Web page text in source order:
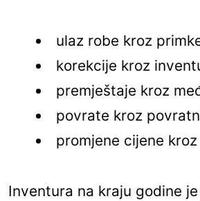
ulaz robe kroz
korekcije kroz
premještaje kroz
povrate kroz
promjene cijene
Inventura na kraju godine